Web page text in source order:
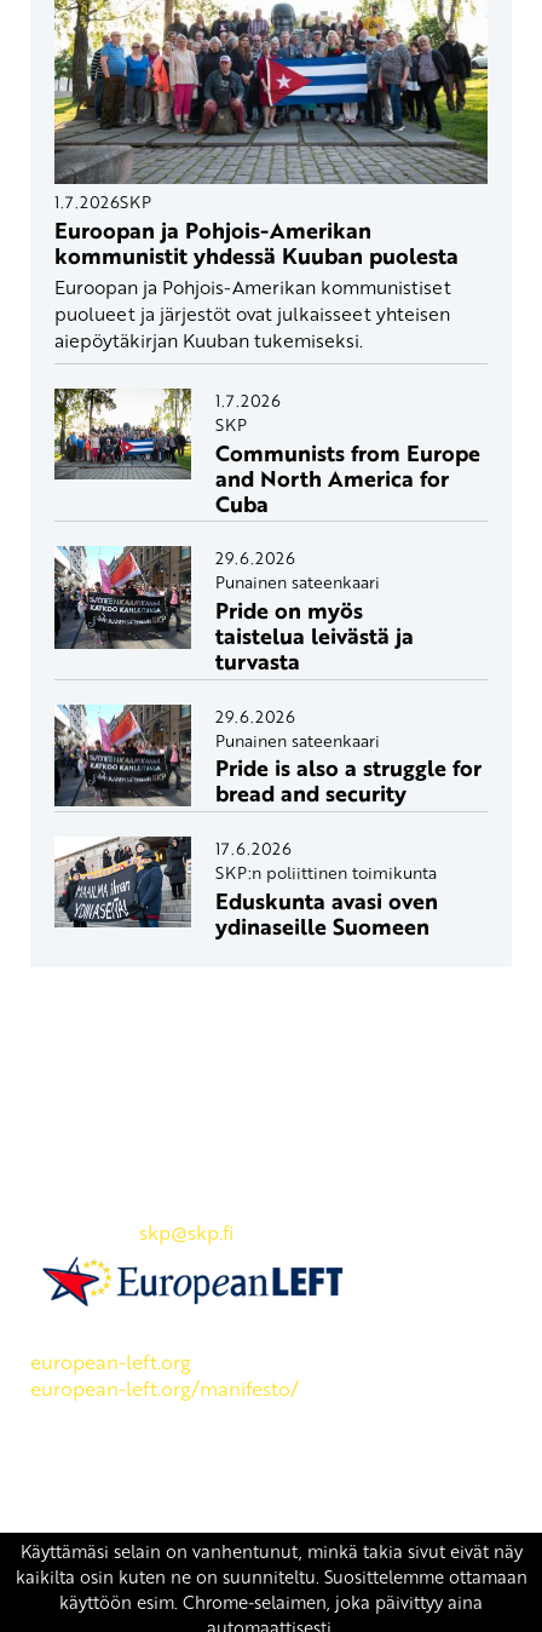
1.7.2026SKP
Euroopan ja Pohjois-Amerikan
kommunistit yhdessä Kuuban puolesta
Euroopan ja Pohjois-Amerikan kommunistiset
puolueet ja järjestöt ovat julkaisseet yhteisen
aiepöytäkirjan Kuuban tukemiseksi.
1.7.2026
SKP
Communists from Europe
and North America for
Cuba
29.6.2026
Punainen sateenkaari
Pride on myös
taistelua leivästä ja
turvasta
29.6.2026
Punainen sateenkaari
Pride is also a struggle for
bread and security
17.6.2026
SKP:n poliittinen toimikunta
Eduskunta avasi oven
ydinaseille Suomeen
skp@skp.fi
european-left.org
european-left.org/manifesto/
Copyright 2026 © SKP| Tietosuojaseloste